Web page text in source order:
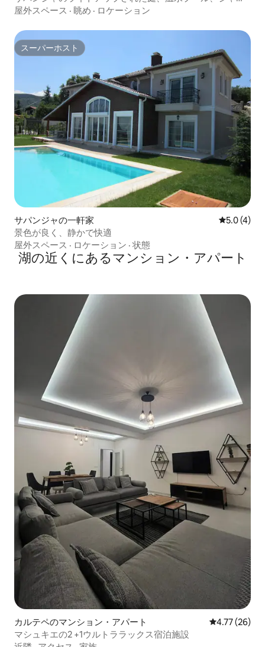
ジー、暖火炉
屋外スペース · 眺め · ロケーション
スーパーホスト
スーパーホスト
サパンジャの一軒家 レビュー4
5.0 (4)
景色が良く、静かで快適
屋外スペース · ロケーション · 状態
湖の近くにあるマンション・アパート
カルテペのマンション・アパート レビュー26
4.77 (26)
マシュキエの2 +1ウルトララックス宿泊施設